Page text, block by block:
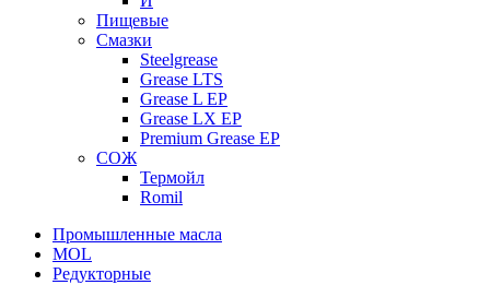
Пищевые
Смазки
Steelgrease
Grease LTS
Grease L EP
Grease LX EP
Premium Grease EP
СОЖ
Термойл
Romil
Промышленные масла
MOL
Редукторные